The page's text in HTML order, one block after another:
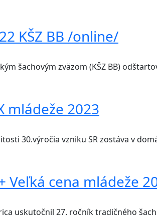
KŠZ BB /online/
šachovým zväzom (KŠZ BB)
mládeže 2023
30.výročia vzniku SR zostáva v
Veľká cena mládeže
uskutočnil 27. ročník tradičného